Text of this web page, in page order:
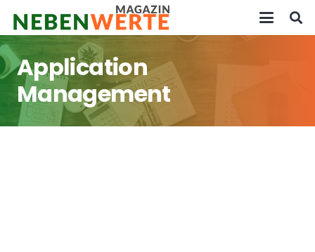
Application
Management